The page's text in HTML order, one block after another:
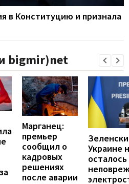
в Конституцию и признала
bigmir)net
Марганец:
премьер
сообщил о
кадровых
решениях
после аварии
Украине
осталось